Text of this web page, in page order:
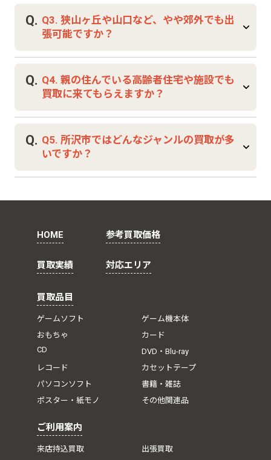
だければ柔軟に対応可能です。
A.
も大歓迎です。ファミコン・カセットテー
プ・CD・古本・フィギュアなど、眠っていた
品に価値があるケースも多く、実家整理の際
によくご依頼をいただいています。
Q. Q3. 狭山ヶ丘や山口など、やや郊外でも出
張可能ですか？
A.
ています。西武球場前・下山口・堀兼などの
住宅エリアでも対応実績がございますので、
お気軽にお申し付けください。
Q. Q4. 親の住んでいる高齢者住宅や施設でも
買取に来てもらえますか？
A.
も訪問可能です。ご家族の立ち会いや事前相
談にも対応しておりますので、生前整理・施
設入居前の片付けにも安心してご利用いただ
Q. Q5. 所沢市ではどんなジャンルの買取が多
いですか？
DVD・トレカ・古本など、かつての趣味品の
域です。団地や昔ながらの一軒家からのご依
頼も多く、レトロアイテムに出会うことが多
いエリアです。
HOME 参考買取価格
買取実績 対応エリア
買取品目
ゲームソフト
ゲーム機本体
おもちゃ
カード
CD
DVD・Blu-ray
レコード
カセットテープ
パソコンソフト
書籍・雑誌
ポスター・紙モノ
その他関連品
ご利用案内
来店持込買取
出張買取